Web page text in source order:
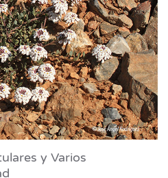
y Varios